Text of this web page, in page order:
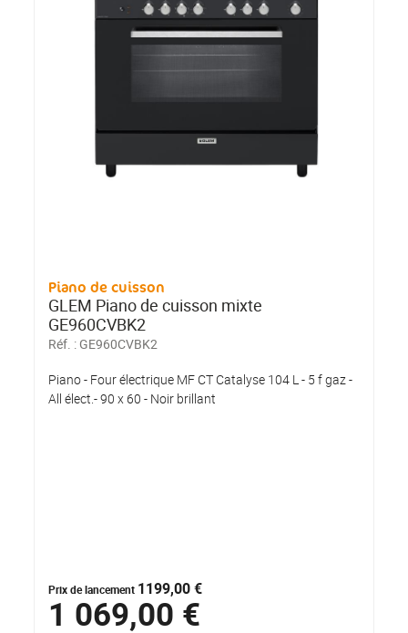
Piano de cuisson
GLEM Piano de cuisson mixte
GE960CVBK2
Réf. : GE960CVBK2
Piano - Four électrique MF CT Catalyse 104 L - 5 f gaz -
All élect.- 90 x 60 - Noir brillant
Prix de lancement 1199,00 €
1 069,00 €